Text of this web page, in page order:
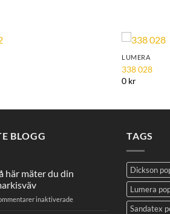
LUMERA
338 028
0 kr
BLOGG
här mäter du din
inaktiveradeför
TAGS
Dickson
Lumera
Sandatex